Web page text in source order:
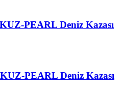
PEARL Deniz Kazası
PEARL Deniz Kazası